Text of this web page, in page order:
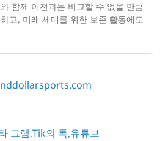
함께 이전과는 비교할 수 없을 만큼
고, 미래 세대를 위한 보존 활동에도
그램 Tik의 톡 유튜브